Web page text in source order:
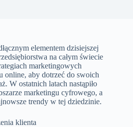
elementem dzisiejszej
na całym świecie
marketingowych
online, aby dotrzeć do swoich
W ostatnich latach nastąpiło
marketingu cyfrowego, a
trendy w tej dziedzinie.
klienta